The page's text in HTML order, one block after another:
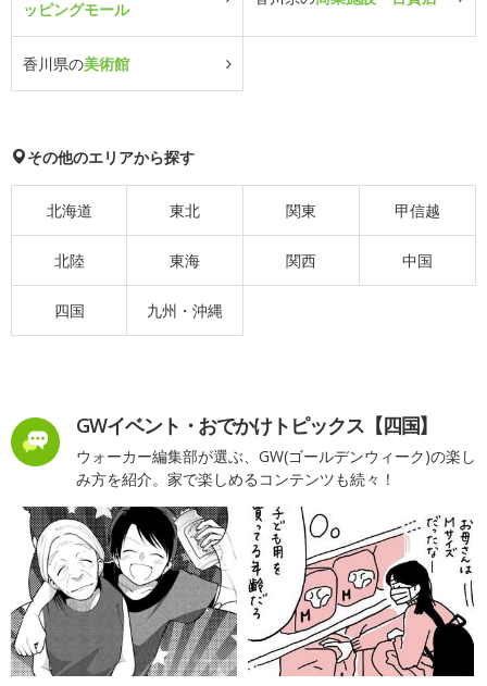
ッピングモール
香川県の美術館
その他のエリアから探す
北海道 東北 関東 甲信越
北陸 東海 関西 中国
四国 九州・沖縄
GWイベント・おでかけトピックス【四国】
ウォーカー編集部が選ぶ、GW(ゴールデンウィーク)の楽し
み方を紹介。家で楽しめるコンテンツも続々！